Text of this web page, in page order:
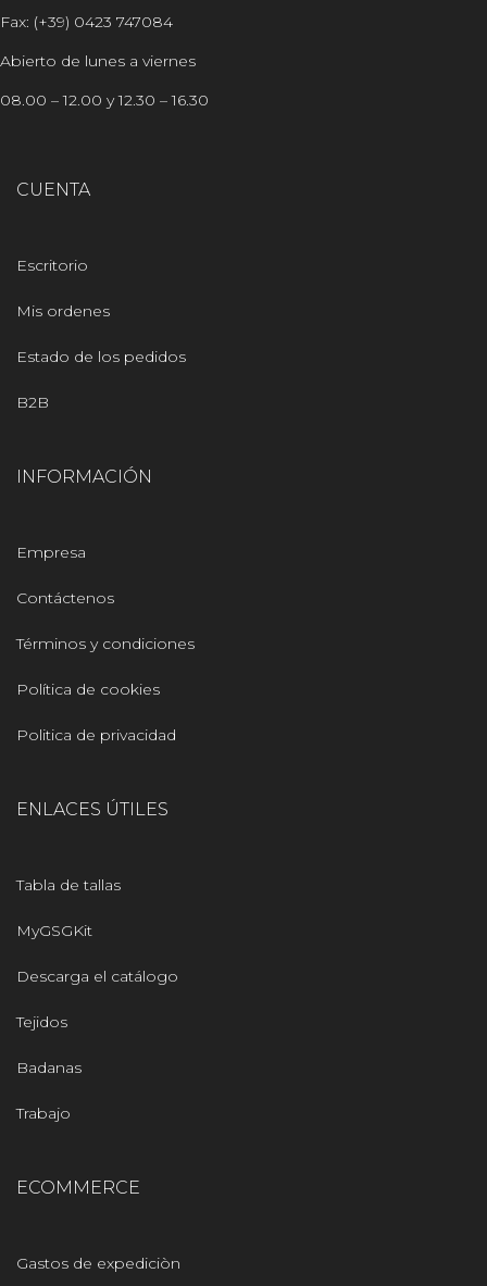
Fax: (+39) 0423 747084
Abierto de lunes a viernes
08.00 – 12.00 y 12.30 – 16.30
CUENTA
Escritorio
Mis ordenes
Estado de los pedidos
B2B
INFORMACIÓN
Empresa
Contáctenos
Términos y condiciones
Política de cookies
Politica de privacidad
ENLACES ÚTILES
Tabla de tallas
MyGSGKit
Descarga el catálogo
Tejidos
Badanas
Trabajo
ECOMMERCE
Gastos de expediciòn